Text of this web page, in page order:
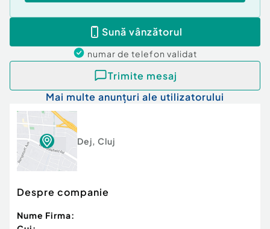
Sună vânzătorul
numar de telefon validat
Trimite mesaj
Mai multe anunțuri ale utilizatorului
Dej, Cluj
Despre companie
Nume Firma: